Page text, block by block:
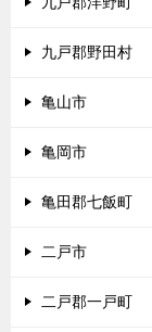
九戸郡野田村
亀山市
亀岡市
亀田郡七飯町
二戸市
二戸郡一戸町